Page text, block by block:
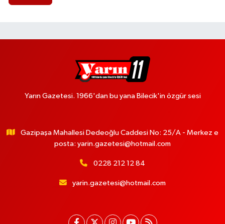
Yarın Gazetesi. 1966'dan bu yana Bilecik'in özgür sesi
Gazipaşa Mahallesi Dedeoğlu Caddesi No: 25/A - Merkez e
posta: yarin.gazetesi@hotmail.com
0228 212 12 84
yarin.gazetesi@hotmail.com